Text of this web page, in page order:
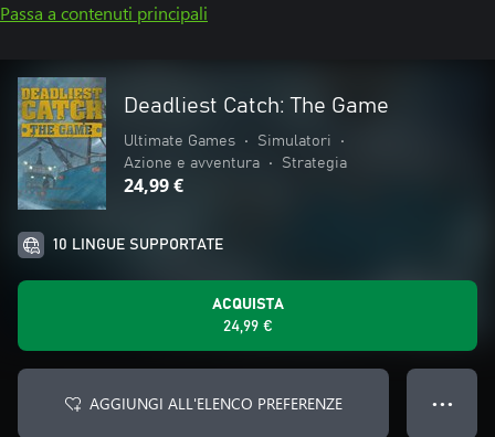
Passa a contenuti principali
Deadliest Catch: The Game
Ultimate Games • Simulatori
•
Azione e avventura
• Strategia
24,99 €
10 LINGUE SUPPORTATE
ACQUISTA
24,99 €
AGGIUNGI ALL'ELENCO PREFERENZE ● ● ●